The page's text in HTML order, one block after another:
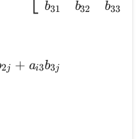
b31 b32 b33
j}=a_{i 1} b_{1
2j + ai3b3j